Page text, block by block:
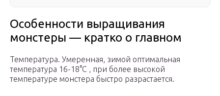
Особенности выращивания
монстеры — кратко о главном
Температура. Умеренная, зимой оптимальная
температура 16-18°C , при более высокой
температуре монстера быстро разрастается.